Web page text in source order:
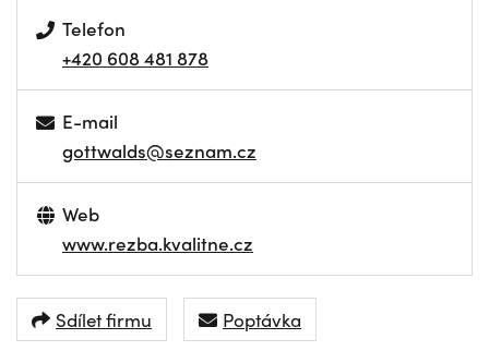
Telefon
+420 608 481 878
E-mail
gottwalds@seznam.cz
Web
www.rezba.kvalitne.cz
Sdílet firmu Poptávka